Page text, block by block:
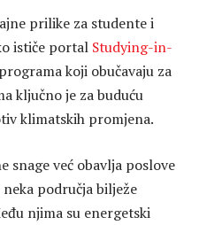
prilike za studente i
ističe portal Studying-in-
koji obučavaju za
ključno je za buduću
klimatskih promjena.
snage već obavlja poslove
područja bilježe
njima su energetski